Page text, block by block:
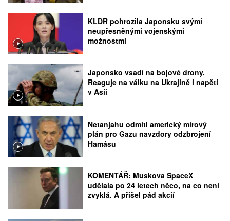
KLDR pohrozila Japonsku svými
neupřesněnými vojenskými
možnostmi
Japonsko vsadí na bojové drony.
Reaguje na válku na Ukrajině i napětí
v Asii
Netanjahu odmítl americký mírový
plán pro Gazu navzdory odzbrojení
Hamásu
KOMENTÁŘ: Muskova SpaceX
udělala po 24 letech něco, na co není
zvyklá. A přišel pád akcií